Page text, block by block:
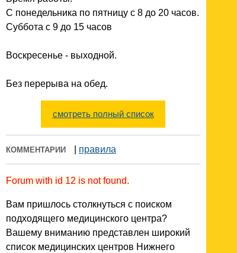
С понедельника по пятницу с 8 до 20 часов.
Суббота с 9 до 15 часов
Воскресенье - выходной.
Без перерыва на обед.
смотреть полный список
КОММЕНТАРИИ правила
Forum with id 12 is not found.
Вам пришлось столкнуться с поиском
подходящего медицинского центра?
Вашему вниманию представлен широкий
список медицинских центров Нижнего